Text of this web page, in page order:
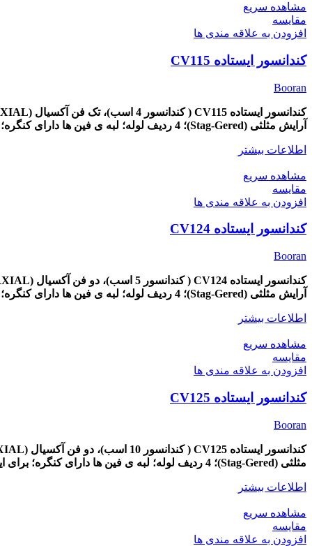
مشاهده سریع
مقایسه
افزودن به علاقه مندی ها
کندانسور ایستاده CV115
Booran
کندانسور ایستاده CV115 ( کندانسور 4 اسب)، تک
فن آکسیال (AXIAL)،
آرایش مثلثی (Stag-Gered)؛ 4 ردیف لوله؛ لبه ی فین ها دارای کنگره؛ برای ایجاد گردش هوا آشفته.
اطلاعات بیشتر
مشاهده سریع
مقایسه
افزودن به علاقه مندی ها
کندانسور ایستاده CV124
Booran
کندانسور ایستاده CV124 ( کندانسور 5 اسب)، دو
فن آکسیال (AXIAL)،
آرایش مثلثی (Stag-Gered)؛ 4 ردیف لوله؛ لبه ی فین ها دارای کنگره؛ برای ایجاد گردش هوا آشفته.
اطلاعات بیشتر
مشاهده سریع
مقایسه
افزودن به علاقه مندی ها
کندانسور ایستاده CV125
Booran
کندانسور ایستاده CV125 ( کندانسور 10 اسب)، دو
فن آکسیال (AXIAL)،
مثلثی (Stag-Gered)؛ 4 ردیف لوله؛ لبه ی فین ها دارای کنگره؛ برای ایجاد گردش هوا آشفته.
اطلاعات بیشتر
مشاهده سریع
مقایسه
افزودن به علاقه مندی ها